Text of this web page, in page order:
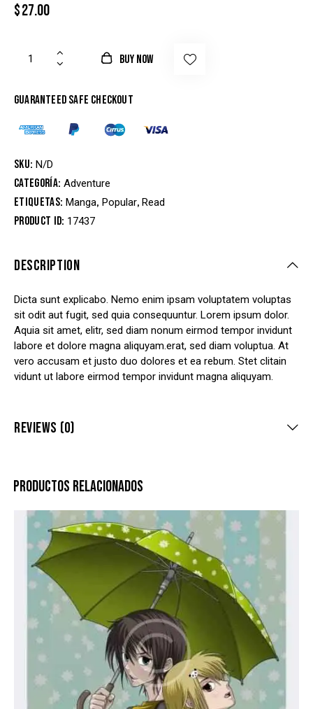
$27.00
BUY NOW
Guaranteed safe checkout
SKU: N/D
Categoría: Adventure
Etiquetas: Manga, Popular,Read
Product ID: 17437
DESCRIPTION
Dicta sunt explicabo. Nemo enim ipsam voluptatem voluptas
sit odit aut fugit, sed quia consequuntur. Lorem ipsum dolor.
Aquia sit amet, elitr, sed diam nonum eirmod tempor invidunt
labore et dolore magna aliquyam.erat, sed diam voluptua. At
vero accusam et justo duo dolores et ea rebum. Stet clitain
vidunt ut labore eirmod tempor invidunt magna aliquyam.
REVIEWS (0)
PRODUCTOS RELACIONADOS